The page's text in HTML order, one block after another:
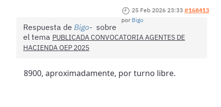
25 Feb 2026 23:33 #168413
por Bigo
Respuesta de Bigo
sobre
el tema PUBLICADA CONVOCATORIA AGENTES DE
HACIENDA OEP 2025
8900, aproximadamente, por turno libre.